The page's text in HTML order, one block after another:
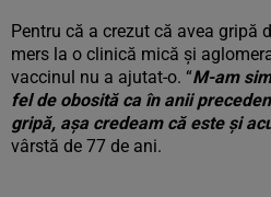
Pentru că a crezut că avea gripă
mers la o clinică mică și
vaccinul nu a ajutat-o. “M-am
fel de obosită ca în anii
gripă, așa credeam că este și
vârstă de 77 de ani.